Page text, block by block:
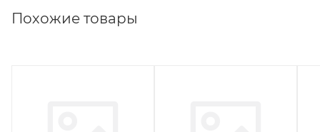
Похожие товары